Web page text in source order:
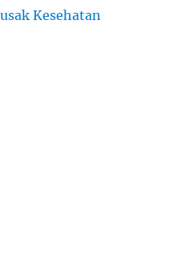
Kesehatan